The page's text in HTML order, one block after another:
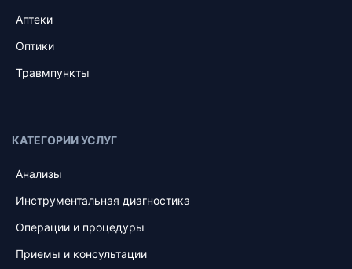
Аптеки
Оптики
Травмпункты
КАТЕГОРИИ УСЛУГ
Анализы
Инструментальная диагностика
Операции и процедуры
Приемы и консультации